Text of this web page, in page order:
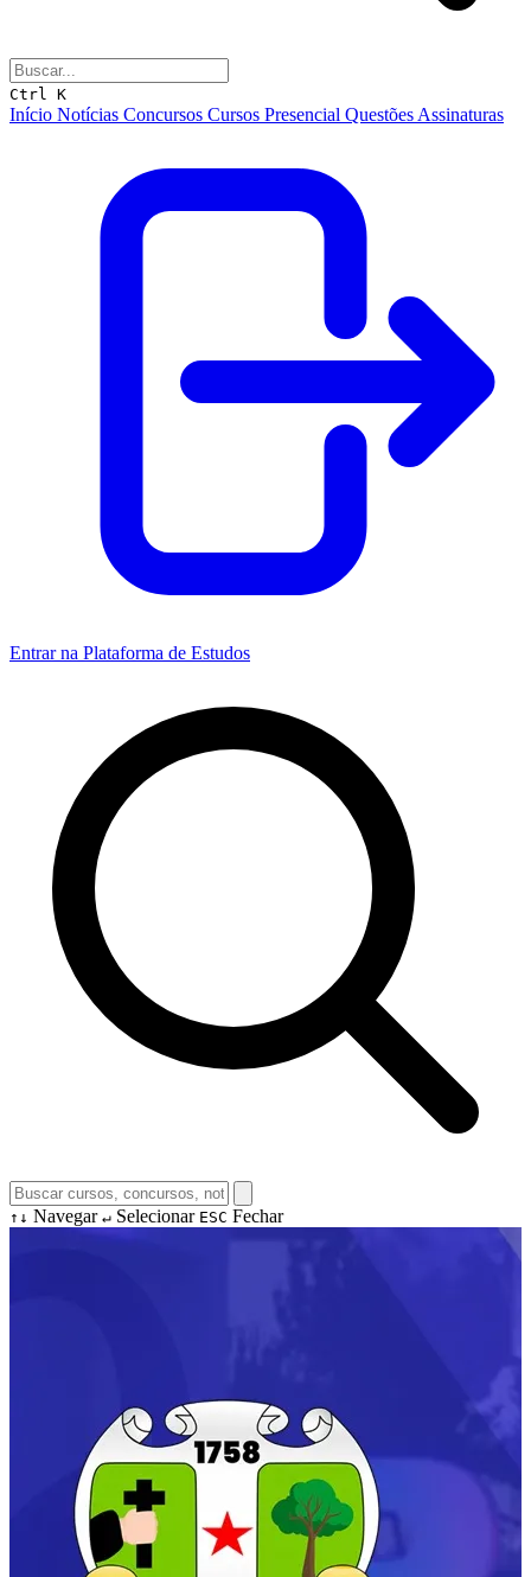
Ctrl K
Início Notícias Concursos Cursos Presencial Questões Assinaturas
Entrar na Plataforma de Estudos
↑↓ Navegar ↵ Selecionar ESC Fechar